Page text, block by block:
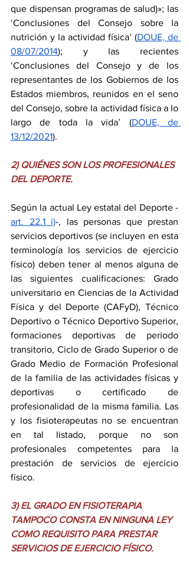
que dispensan programas de salud)»; las
‘Conclusiones del Consejo sobre la
nutrición y la actividad física’ (DOUE, de
08/07/2014); y las recientes
‘Conclusiones del Consejo y de los
representantes de los Gobiernos de los
Estados miembros, reunidos en el seno
del Consejo, sobre la actividad física a lo
largo de toda la vida’ (DOUE, de
13/12/2021).
2) QUIÉNES SON LOS PROFESIONALES
DEL DEPORTE.
Según la actual Ley estatal del Deporte -
art. 22.1 i)-, las personas que prestan
servicios deportivos (se incluyen en esta
terminología los servicios de ejercicio
físico) deben tener al menos alguna de
las siguientes cualificaciones: Grado
universitario en Ciencias de la Actividad
Física y del Deporte (CAFyD), Técnico
Deportivo o Técnico Deportivo Superior,
formaciones deportivas de periodo
transitorio, Ciclo de Grado Superior o de
Grado Medio de Formación Profesional
de la familia de las actividades físicas y
deportivas o certificado de
profesionalidad de la misma familia. Las
y los fisioterapeutas no se encuentran
en tal listado, porque no son
profesionales competentes para la
prestación de servicios de ejercicio
físico.
3) EL GRADO EN FISIOTERAPIA
TAMPOCO CONSTA EN NINGUNA LEY
COMO REQUISITO PARA PRESTAR
SERVICIOS DE EJERCICIO FÍSICO.